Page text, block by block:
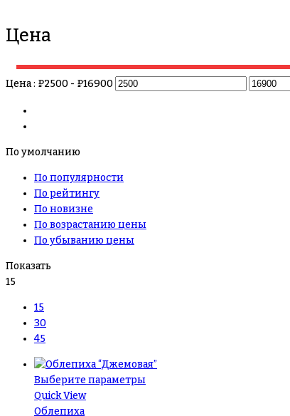
Цена
Цена : ₽2500 - ₽16900
По умолчанию
По популярности
По рейтингу
По новизне
По возрастанию цены
По убыванию цены
Показать
15
15
30
45
Выберите параметры
Quick View
Облепиха